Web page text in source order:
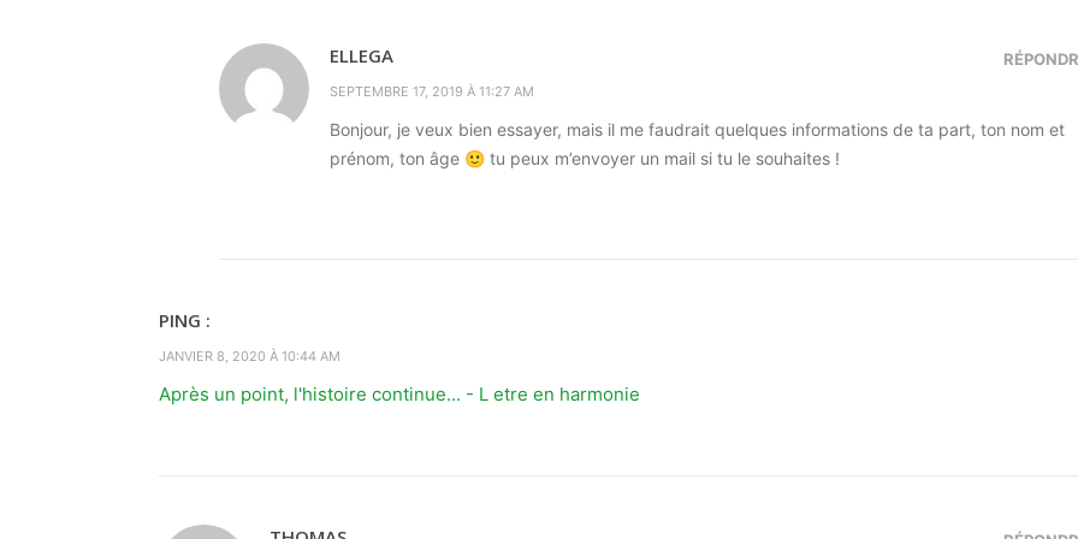
ELLEGA
SEPTEMBRE 17, 2019 À 11:27 AM
Bonjour, je veux bien essayer, mais il me faudrait quelques informations de ta part, ton nom et
prénom, ton âge 🙂 tu peux m’envoyer un mail si tu le souhaites !
PING :
JANVIER 8, 2020 À 10:44 AM
Après un point, l'histoire continue... - L etre en harmonie